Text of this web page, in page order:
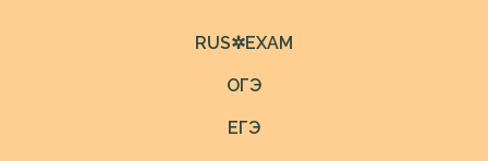
RUS✲EXAM
ОГЭ
ЕГЭ